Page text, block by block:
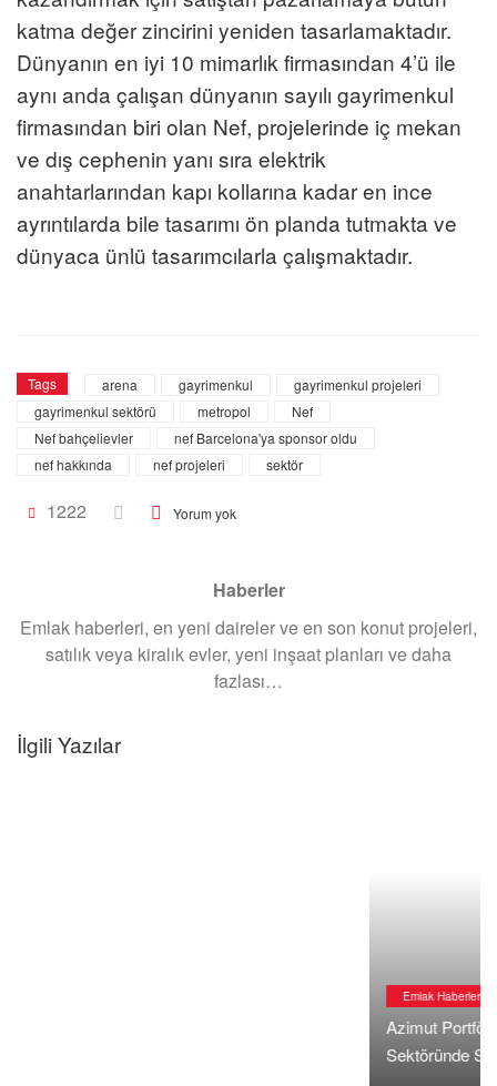
katma değer zincirini yeniden tasarlamaktadır.
Dünyanın en iyi 10 mimarlık firmasından 4’ü ile
aynı anda çalışan dünyanın sayılı gayrimenkul
firmasından biri olan Nef, projelerinde iç mekan
ve dış cephenin yanı sıra elektrik
anahtarlarından kapı kollarına kadar en ince
ayrıntılarda bile tasarımı ön planda tutmakta ve
dünyaca ünlü tasarımcılarla çalışmaktadır.
Tags arena gayrimenkul
gayrimenkul projeleri
gayrimenkul sektörü
metropol
Nef
Nef bahçelievler
nef Barcelona'ya sponsor oldu
nef hakkında
nef projeleri sektör
1222 Yorum yok
Haberler
Emlak haberleri, en yeni daireler ve en son konut projeleri,
satılık veya kiralık evler, yeni inşaat planları ve daha
fazlası…
İlgili Yazılar
Sektöründe Stratejik İş Birliği